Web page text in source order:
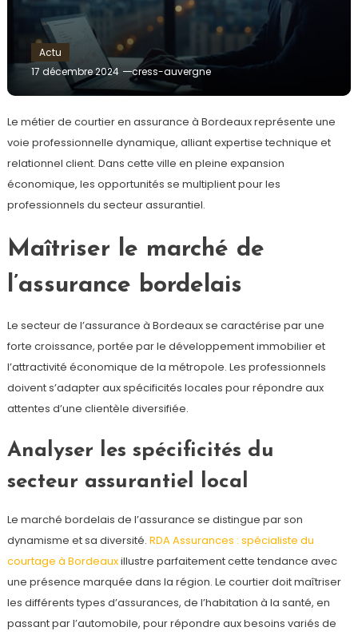
Actu
17 décembre 2024
cress-auvergne
Le métier de courtier en assurance à Bordeaux représente une
voie professionnelle dynamique, alliant expertise technique et
relationnel client. Dans cette ville en pleine expansion
économique, les opportunités se multiplient pour les
professionnels du secteur assurantiel.
Maîtriser le marché de
l’assurance bordelais
Le secteur de l’assurance à Bordeaux se caractérise par une
forte croissance, portée par le développement immobilier et
l’attractivité économique de la métropole. Les professionnels
doivent s’adapter aux spécificités locales pour répondre aux
attentes d’une clientèle diversifiée.
Analyser les spécificités du
secteur assurantiel local
Le marché bordelais de l’assurance se distingue par son
dynamisme et sa diversité. RDA Assurances : spécialiste du
courtage à Bordeauxillustre parfaitement cette tendance avec
une présence marquée dans la région. Le courtier doit maîtriser
les différents types d’assurances, de l’habitation à la santé, en
passant par l’automobile, pour répondre aux besoins variés de